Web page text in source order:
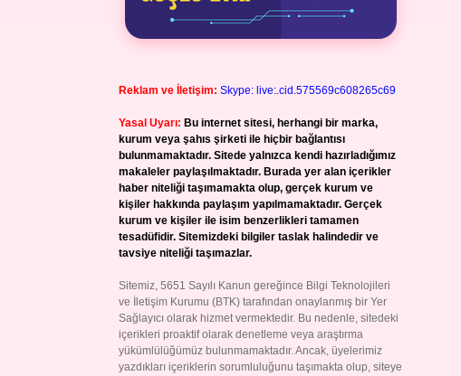
Reklam ve İletişim: Skype: live:.cid.575569c608265c69
Yasal Uyarı: Bu internet sitesi, herhangi bir marka,
kurum veya şahıs şirketi ile hiçbir bağlantısı
bulunmamaktadır. Sitede yalnızca kendi hazırladığımız
makaleler paylaşılmaktadır. Burada yer alan içerikler
haber niteliği taşımamakta olup, gerçek kurum ve
kişiler hakkında paylaşım yapılmamaktadır. Gerçek
kurum ve kişiler ile isim benzerlikleri tamamen
tesadüfidir. Sitemizdeki bilgiler taslak halindedir ve
tavsiye niteliği taşımazlar.
Sitemiz, 5651 Sayılı Kanun gereğince Bilgi Teknolojileri
ve İletişim Kurumu (BTK) tarafından onaylanmış bir Yer
Sağlayıcı olarak hizmet vermektedir. Bu nedenle, sitedeki
içerikleri proaktif olarak denetleme veya araştırma
yükümlülüğümüz bulunmamaktadır. Ancak, üyelerimiz
yazdıkları içeriklerin sorumluluğunu taşımakta olup, siteye